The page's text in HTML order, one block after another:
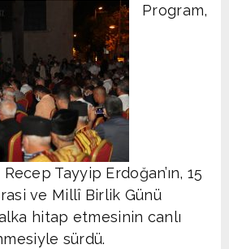
Program,
Tayyip Erdoğan’ın, 15
ve Millî Birlik Günü
hitap etmesinin canlı
sürdü.